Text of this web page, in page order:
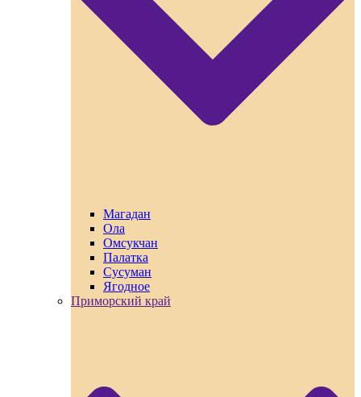
Магадан
Ола
Омсукчан
Палатка
Сусуман
Ягодное
Приморский край